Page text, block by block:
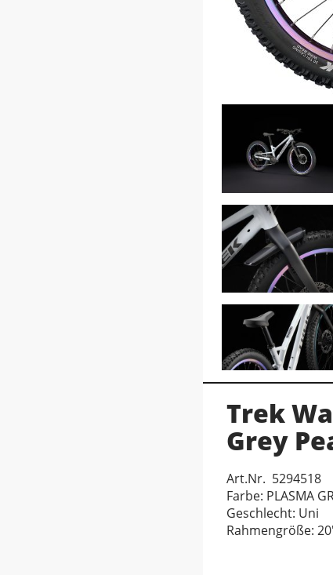
Trek
Grey
Art.Nr. 5294518
Farbe: PLASMA
Geschlecht: Uni
Rahmengröße: